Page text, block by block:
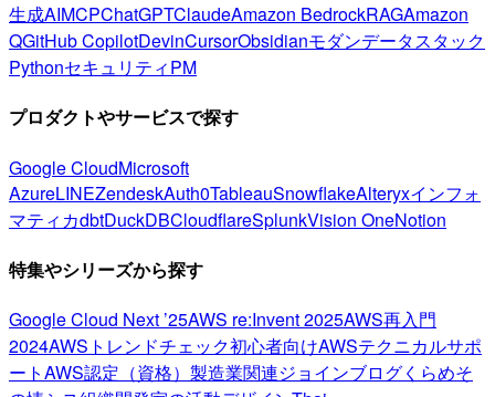
生成AIMCPChatGPTClaudeAmazon BedrockRAGAmazon
QGitHub CopilotDevinCursorObsidianモダンデータスタック
PythonセキュリティPM
プロダクトやサービスで探す
Google CloudMicrosoft
AzureLINEZendeskAuth0TableauSnowflakeAlteryxインフォ
マティカdbtDuckDBCloudflareSplunkVision OneNotion
特集やシリーズから探す
Google Cloud Next ’25AWS re:Invent 2025AWS再入門
2024AWSトレンドチェック初心者向けAWSテクニカルサポ
ートAWS認定（資格） 製造業関連ジョインブログくらめそ